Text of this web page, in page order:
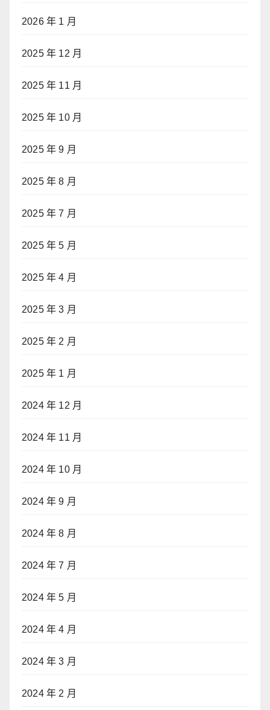
2026 年 1 月
2025 年 12 月
2025 年 11 月
2025 年 10 月
2025 年 9 月
2025 年 8 月
2025 年 7 月
2025 年 5 月
2025 年 4 月
2025 年 3 月
2025 年 2 月
2025 年 1 月
2024 年 12 月
2024 年 11 月
2024 年 10 月
2024 年 9 月
2024 年 8 月
2024 年 7 月
2024 年 5 月
2024 年 4 月
2024 年 3 月
2024 年 2 月